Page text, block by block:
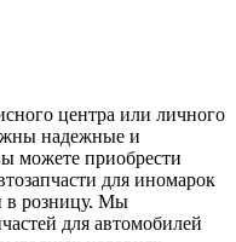
центра или личного
надежные и
можете приобрести
для иномарок
в розницу. Мы
для автомобилей